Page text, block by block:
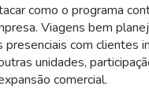
como o programa
Viagens bem
presenciais com clientes
unidades,
comercial.